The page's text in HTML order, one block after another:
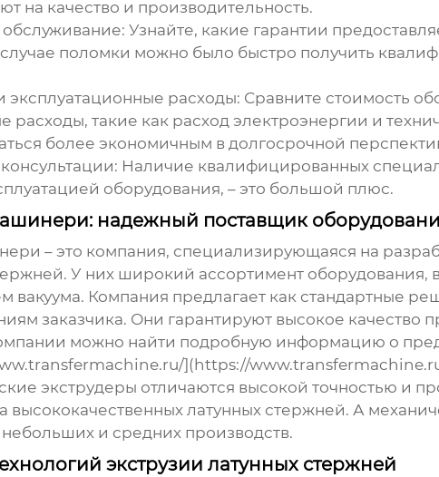
на качество и производительность.
Узнайте, какие гарантии
случае поломки можно было быстро получить
эксплуатационные расходы: Сравните стоимость
расходы, такие как расход электроэнергии и
более экономичным в долгосрочной
Наличие квалифицированных
оборудования, – это большой плюс.
надежный поставщик
– это компания, специализирующаяся на
. У них широкий ассортимент
вакуума. Компания предлагает как стандартные
заказчика. Они гарантируют высокое качество
можно найти подробную информацию о
](https://
экструдеры отличаются высокой точностью и
высококачественных латунных стержней. А
и средних производств.
экструзии латунных стержней